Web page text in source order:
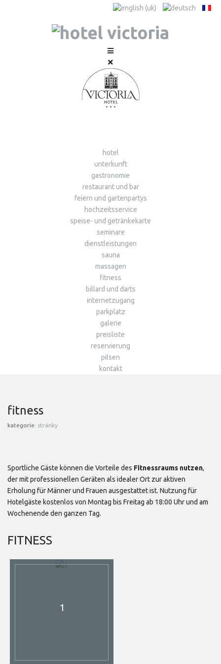
hotel
unterkunft
gastronomie
restaurant und bar
feiern und gartenpartys
hochzeitsservice
speise- und getränkekarte
seminare
dienstleistungen
sauna
massagen
fitness
billard und darts
internetzugang
parkplatz
galerie
preisliste
reservierung
pilsen
kontakt
fitness
kategorie: stránky
Sportliche Gäste können die Vorteile des Fitnessraums nutzen,
der mit professionellen Geräten als idealer Ort zur aktiven
Erholung für Männer und Frauen ausgestattet ist. Nutzung für
Hotelgäste kostenlos von Montag bis Freitag ab 18:00 Uhr und am
Wochenende den ganzen Tag.
FITNESS
1